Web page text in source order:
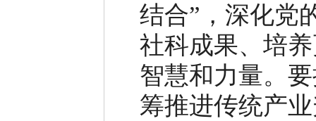
结合”，深化党
社科成果、培
智慧和力量。
筹推进传统产